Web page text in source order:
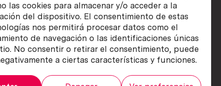
las cookies para almacenar y/o acceder a la
del dispositivo. El consentimiento de estas
nos permitirá procesar datos como el
de navegación o las identificaciones únicas
No consentir o retirar el consentimiento, puede
a ciertas características y funciones.